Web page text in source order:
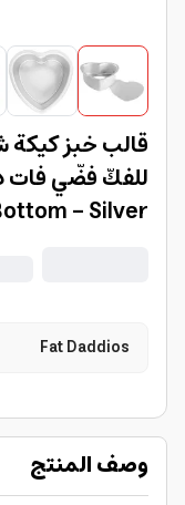
قالب خبز كيكة
- Silver
Fat Daddios
وصف المنتج